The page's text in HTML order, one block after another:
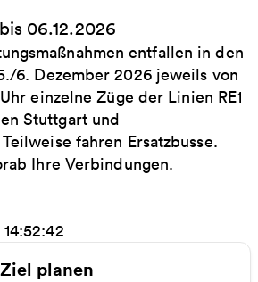
06.12.2026
entfallen in den
6. Dezember 2026 jeweils von
einzelne Züge der Linien RE1
Stuttgart und
fahren Ersatzbusse.
Ihre Verbindungen.
planen